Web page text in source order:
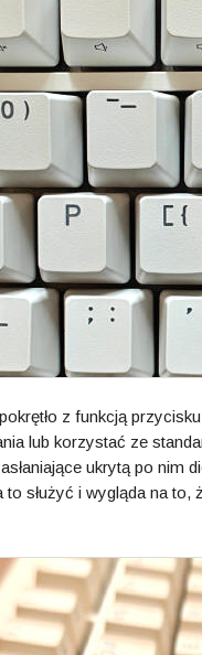
z funkcją
lub korzystać ze
ukrytą po nim
to służyć i wygląda na